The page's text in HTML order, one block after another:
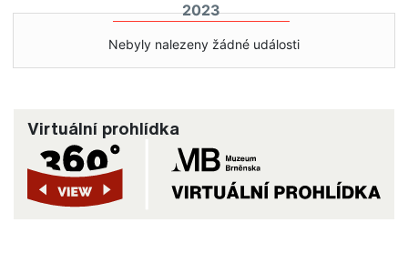
2023
Nebyly nalezeny žádné události
Virtuální prohlídka